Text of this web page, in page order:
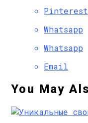
Pinterest
Whatsapp
Whatsapp
Email
You May